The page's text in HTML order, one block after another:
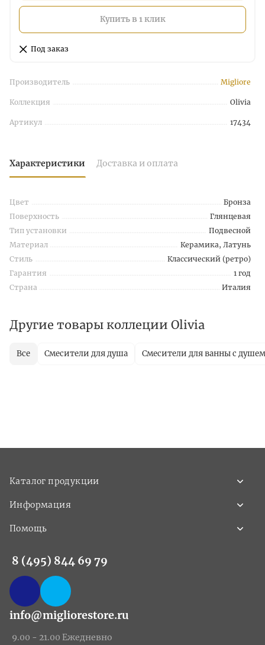
Купить в 1 клик
Под заказ
Производитель Migliore
Коллекция Olivia
Артикул 17434
Характеристики Доставка и оплата
Цвет
Бронза
Поверхность
Глянцевая
Тип установки
Подвесной
Материал
Керамика, Латунь
Стиль
Классический (ретро)
Гарантия
1 год
Страна
Италия
Другие товары коллеции Olivia
Все Смесители для душа Смесители для ванны с душем
Каталог продукции
Информация
Помощь
8 (495) 844 69 79
info@migliorestore.ru
9.00 - 21.00 Ежедневно